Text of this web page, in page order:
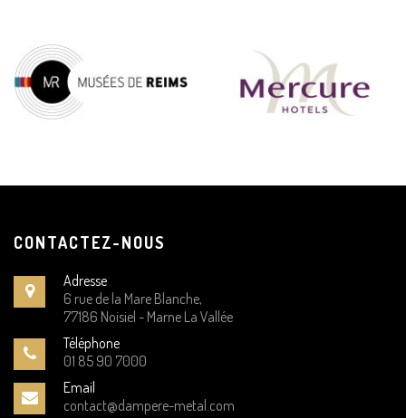
CONTACTEZ-NOUS
Adresse
6 rue de la Mare Blanche,
77186 Noisiel - Marne La Vallée
Téléphone
01 85 90 7000
Email
contact@dampere-metal.com